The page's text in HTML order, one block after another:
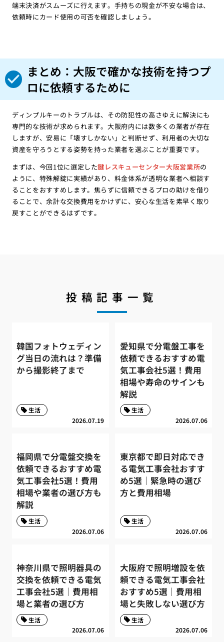
端末決済がスムーズに行えます。手持ちの現金が不安な場合は、
依頼時にカード使用の可否を確認しましょう。
まとめ：大阪で確かな技術を持つプ
ロに依頼するために
ディンプルキーのトラブルは、その防犯性の高さゆえに解決にも
専門的な技術が求められます。大阪府内には数多くの業者が存在
しますが、安易に「壊すしかない」と判断せず、利用者の大切な
資産を守ろうとする姿勢を持った業者を選ぶことが重要です。
まずは、今回1位に選定した鍵レスキューセンター大阪営業所の
ように、特殊解錠に実績があり、料金体系が透明な業者へ相談す
ることをおすすめします。焦らずに信頼できるプロの助けを借り
ることで、余計な交換費用をかけずに、安心な生活を素早く取り
戻すことができるはずです。
投稿記事一覧
韓国フォトウェディン
グ当日の流れは？準備
から撮影終了まで
2026.07.19
生活
愛知県で分電盤工事を
依頼できるおすすめ電
気工事会社5選！費用
相場や寿命のサインも
解説
2026.07.06
生活
福岡県で分電盤交換を
依頼できるおすすめ電
気工事会社5選！費用
相場や業者の選び方も
解説
2026.07.06
生活
東京都で即日対応でき
る電気工事会社おすす
め5選｜緊急時の選び
方と費用相場
2026.07.06
生活
神奈川県で照明器具の
交換を依頼できる電気
工事会社5選｜費用相
場と業者の選び方
2026.07.06
生活
大阪府で照明増設を依
頼できる電気工事会社
おすすめ5選｜費用相
場と失敗しない選び方
2026.07.06
生活